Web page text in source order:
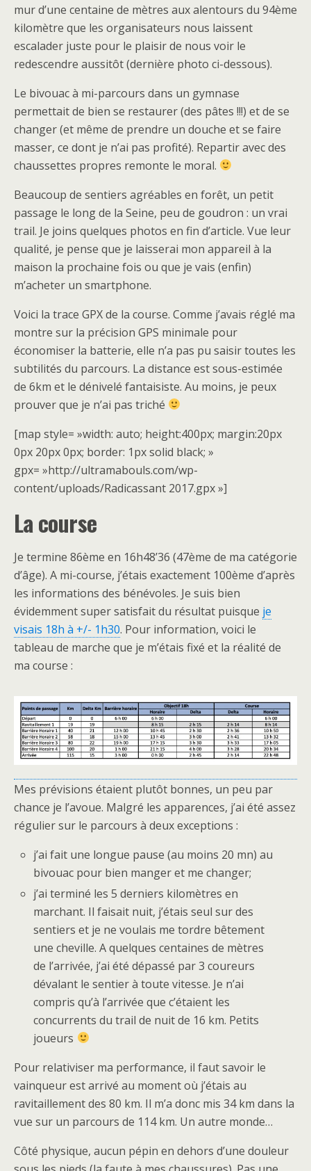
mur d’une centaine de mètres aux alentours du 94ème
kilomètre que les organisateurs nous laissent
escalader juste pour le plaisir de nous voir le
redescendre aussitôt (dernière photo ci-dessous).
Le bivouac à mi-parcours dans un gymnase
permettait de bien se restaurer (des pâtes !!!) et de se
changer (et même de prendre un douche et se faire
masser, ce dont je n’ai pas profité). Repartir avec des
chaussettes propres remonte le moral.
Beaucoup de sentiers agréables en forêt, un petit
passage le long de la Seine, peu de goudron : un vrai
trail. Je joins quelques photos en fin d’article. Vue leur
qualité, je pense que je laisserai mon appareil à la
maison la prochaine fois ou que je vais (enfin)
m’acheter un smartphone.
Voici la trace GPX de la course. Comme j’avais réglé ma
montre sur la précision GPS minimale pour
économiser la batterie, elle n’a pas pu saisir toutes les
subtilités du parcours. La distance est sous-estimée
de 6km et le dénivelé fantaisiste. Au moins, je peux
prouver que je n’ai pas triché
[map style= »width: auto; height:400px; margin:20px
0px 20px 0px; border: 1px solid black; »
gpx= »http://ultramabouls.com/wp-
content/uploads/Radicassant 2017.gpx »]
La course
Je termine 86ème en 16h48’36 (47ème de ma catégorie
d’âge). A mi-course, j’étais exactement 100ème d’après
les informations des bénévoles. Je suis bien
évidemment super satisfait du résultat puisque je
visais 18h à +/- 1h30. Pour information, voici le
tableau de marche que je m’étais fixé et la réalité de
ma course :
Mes prévisions étaient plutôt bonnes, un peu par
chance je l’avoue. Malgré les apparences, j’ai été assez
régulier sur le parcours à deux exceptions :
j’ai fait une longue pause (au moins 20 mn) au
bivouac pour bien manger et me changer;
j’ai terminé les 5 derniers kilomètres en
marchant. Il faisait nuit, j’étais seul sur des
sentiers et je ne voulais me tordre bêtement
une cheville. A quelques centaines de mètres
de l’arrivée, j’ai été dépassé par 3 coureurs
dévalant le sentier à toute vitesse. Je n’ai
compris qu’à l’arrivée que c’étaient les
concurrents du trail de nuit de 16 km. Petits
joueurs
Pour relativiser ma performance, il faut savoir le
vainqueur est arrivé au moment où j’étais au
ravitaillement des 80 km. Il m’a donc mis 34 km dans la
vue sur un parcours de 114 km. Un autre monde…
Côté physique, aucun pépin en dehors d’une douleur